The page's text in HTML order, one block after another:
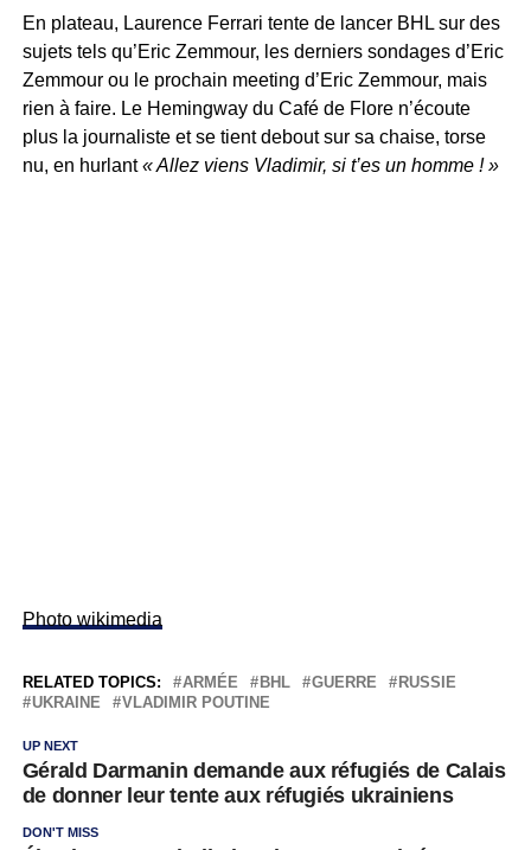
En plateau, Laurence Ferrari tente de lancer BHL sur des
sujets tels qu’Eric Zemmour, les derniers sondages d’Eric
Zemmour ou le prochain meeting d’Eric Zemmour, mais
rien à faire. Le Hemingway du Café de Flore n’écoute
plus la journaliste et se tient debout sur sa chaise, torse
nu, en hurlant« Allez viens Vladimir, si t’es un homme ! »
Photo wikimedia
RELATED TOPICS: ARMÉE BHL GUERRE
RUSSIE
UKRAINE
VLADIMIR POUTINE
UP NEXT
Gérald Darmanin demande aux réfugiés de Calais
de donner leur tente aux réfugiés ukrainiens
DON'T MISS